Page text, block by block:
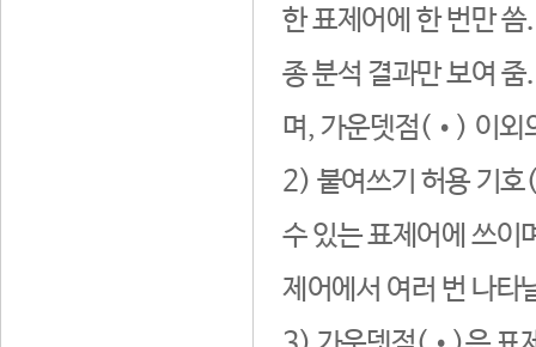
한 표제어에 한 번만
종 분석 결과만 보여
며, 가운뎃점(•) 이외
2) 붙여쓰기 허용 기호
수 있는 표제어에 쓰이
제어에서 여러 번 나타